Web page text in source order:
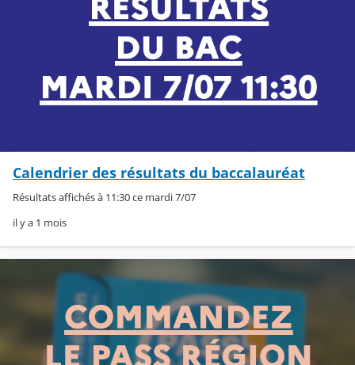
Calendrier des résultats du baccalauréat
Résultats affichés à 11:30 ce mardi 7/07
il y a 1 mois